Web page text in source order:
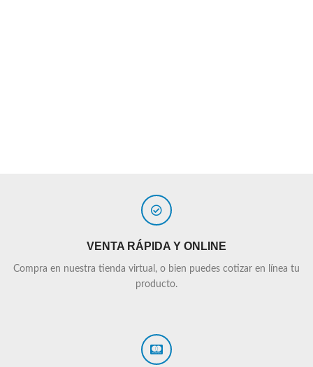
VENTA RÁPIDA Y ONLINE
Compra en nuestra tienda virtual, o bien puedes cotizar en línea tu
producto.